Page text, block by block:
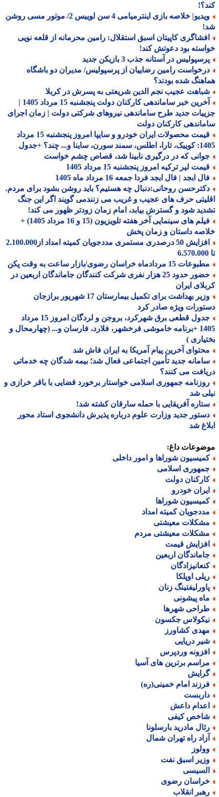
ویدیو| خلاصه بازی اینترمیامی 4 سن لوییس 2/ موتور مسی روشن
کاپیتان اسبق استقلال: رامین محرمانه از قلعه نویی
بود دعوتش کند!
در آستانه جذب 3 بازیکن جدید
رامین رضاییان از پرسپولیس/ مدیران دو باشگاه
شده بودند؟
عجیب نجم الدین شریعتی به پسرش در کربلا
آخرین خبر ساماندهی کارکنان دولت پنجشنبه 15 مرداد 1405 |
جدید طرح ساماندهی نیروهای شرکتی دولت | زمان اجرای
کارکنان دولت
قیمت محصولات ایران خودرو و سایپا امروز پنجشنبه 15 مرداد
ساینا و... چند؟ +جدول
که در درگیری نابینا شد، قصاص چشم خواست
لیر ترکیه امروز پنجشنبه 15 مرداد 1405
ابجد | فال ابجد فردا جمعه 16 مرداد ماه 1405
روحانی:دنبال چه هستیم؟ باید روشن بشود برای مردم.
حرف های عجیب و غریب می زنندمی گویند اگر این جنگ
شود و گسترش بیابد، امام زمان زودتر ظهور می کند!
فیلم های سینمایی آخر هفته تلویزیون (15 و 16 مرداد 1405) +
داستان و زمان پخش
افزایش 50 درصدری مستمری مددجویان کمیته امداد از2.100.000
15 مردادماه خراسان رضوی/بازار ساعت به وقت پکن
حضور حدود 25 هزار نفری شرکت کنندگان جاماندگان اربعین در
ایران
وزیر بهداشت برای تکمیل بیمارستان 17 شهریور برازجان
ویژه صادر کرد
جدول قطعی برق شهرکرد، بروجن و لردگان امروز 15 مرداد
1405 +برنامه خاموشی فرخشهر، فلارد، فارسان و... (چهارمحال و
)
آخرین پیام آمریکا به ایران فاش شد
جدید تأمین اجتماعی فعال شد؛ بیمه شدگان چه خدماتی
می کنند؟
جمهوری اسلامی خواستار برخورد قضایی با باقر خرازی و
شد
آفریقایی با حمله سارقان کشته شد!
جدید وزارت علوم درباره پذیرش دانشجوی استاد محور
شد
داغ:
شوراها و امور داخلی
اسلامی
دولت
خودرو
شوراها
کمیته امداد
معیشتی
معیشتی مردم
قیمت
اربعین
اوپلکا
زنان
پیشونی
شهرها
جکسون
کشاورز
دریایی
وردپرس
برترین های آسیا
امام خمینی(ره)
داعش
کیفی
مادرید بارسلونا
راه تهران شمال
اسبق نفت
رضوی
انقلاب